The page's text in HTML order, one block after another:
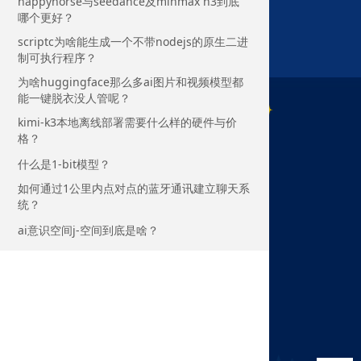
哪个更好？
scriptc为啥能生成一个不带nodejs的原生二进
制可执行程序？
为啥huggingface那么多ai图片和视频模型都
能一键脱衣没人管呢？
kimi-k3本地离线部署需要什么样的硬件与价
格？
什么是1-bit模型？
如何通过1公里内点对点的蓝牙通讯建立聊天系
统？
ai意识空间j-空间到底是啥？